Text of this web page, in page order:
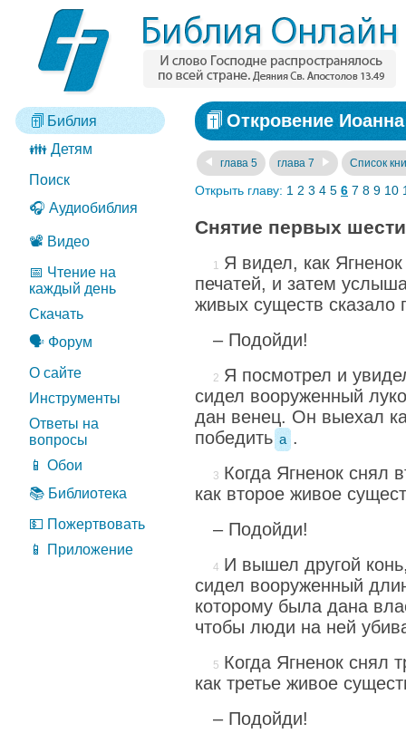
Библия
👪 Детям
Поиск
🎧 Аудиобиблия
📽️ Видео
📅 Чтение на
каждый день
Скачать
🗣️ Форум
О сайте
Инструменты
Ответы на
вопросы
📱 Обои
📚 Библиотека
💵 Пожертвовать
📱 Приложение
Откровение
глава 5 глава 7 Список
Открыть главу: 1 2 3 4 5 6 7 8 9 10
Снятие первых
Я видел, как
печатей, и затем
живых существ сказало
– Подойди!
Я посмотрел и
сидел вооруженный
дан венец. Он выехал
победить a .
Когда Ягненок снял
как второе живое
– Подойди!
И вышел другой
сидел вооруженный
которому была дана
чтобы люди на ней
Когда Ягненок снял
как третье живое
– Подойди!